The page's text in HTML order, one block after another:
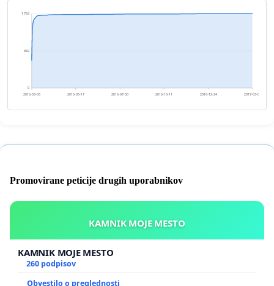
0
882
1 763
2016-03-05 2016-05-17 2016-07-30 2016-10-11 2016-12-24 2017-03-07
Promovirane peticije drugih uporabnikov
KAMNIK MOJE MESTO
KAMNIK MOJE MESTO
260 podpisov
Obvestilo o preglednosti